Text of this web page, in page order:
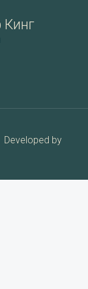
Кинг
Developed by